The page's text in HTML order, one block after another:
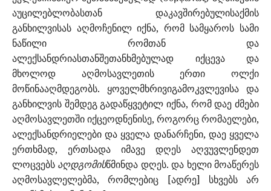
აუცილებლობასთან დაკავშირებულისაქმის
განხილვისას აღმოჩენილ იქნა, რომ სამყაროს სამი
ნაწილი რომთან და
ალექსანდრიასთანშეთანხმებულად იქცევა და
მხოლოდ აღმოსავლეთის ერთი ოლქი
მოწინააღმდეგობს. ყოველმხრივიგამოკვლევისა და
განხილვის შემდეგ გადაწყვეტილ იქნა, რომ დაე ძმები
აღმოსავლეთში იქცეოდნენისე, როგორც რომაელები,
ალექსანდრიელები და ყველა დანარჩენი, დაე ყველა
ერთხმად, ერთსადა იმავე დღეს აღვუვლენდეთ
ლოცვებს აღდგომისწმინდა დღეს. და ხელი მოაწერეს
აღმოსავლელებმა, რომლებიც [ადრე] სხვებს არ